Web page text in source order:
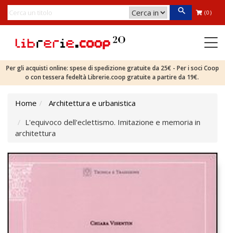
(0)
Per gli acquisti online: spese di spedizione gratuite da 25€ - Per i soci Coop
o con tessera fedeltà Librerie.coop gratuite a partire da 19€.
Home
Architettura e urbanistica
L'equivoco dell'eclettismo. Imitazione e memoria in
architettura